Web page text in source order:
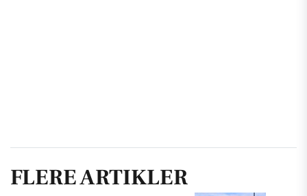
FLERE ARTIKLER